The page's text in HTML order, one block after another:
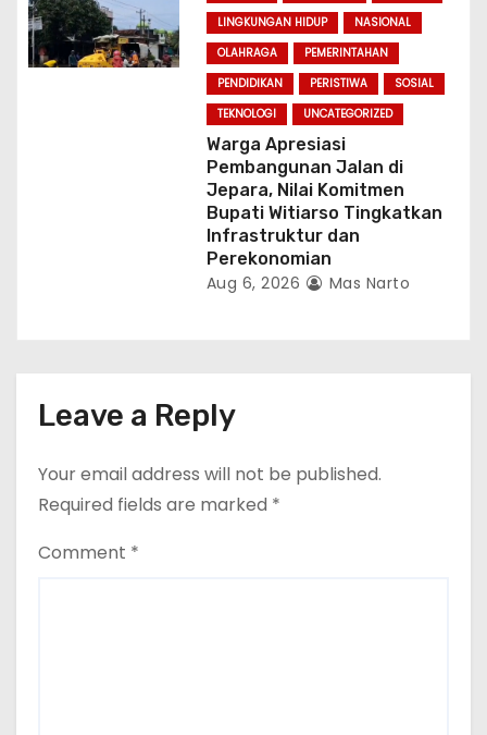
LINGKUNGAN HIDUP
NASIONAL
OLAHRAGA
PEMERINTAHAN
PENDIDIKAN
PERISTIWA
SOSIAL
TEKNOLOGI
UNCATEGORIZED
Warga Apresiasi
Pembangunan Jalan di
Jepara, Nilai Komitmen
Bupati Witiarso Tingkatkan
Infrastruktur dan
Perekonomian
Aug 6, 2026 Mas Narto
Leave a Reply
Your email address will not be published.
Required fields are marked *
Comment *